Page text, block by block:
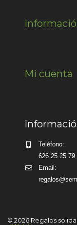
Mi cuenta
Teléfono:
626 25 25 79
Email:
© 2026 Regalos